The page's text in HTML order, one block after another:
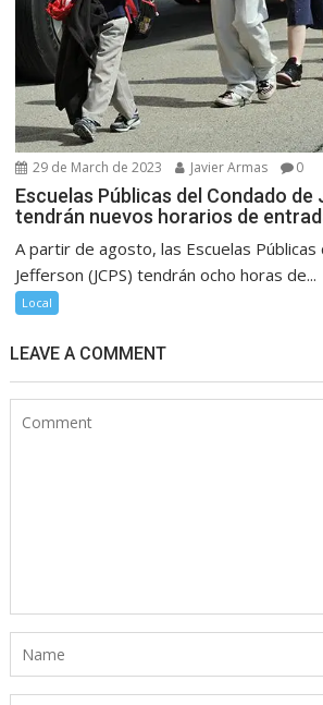
29 de March de 2023 Javier Armas 0
Escuelas Públicas del Condado
tendrán nuevos horarios de
A partir de agosto, las Escuelas Públicas
Jefferson (JCPS) tendrán ocho horas de...
Local
LEAVE A COMMENT